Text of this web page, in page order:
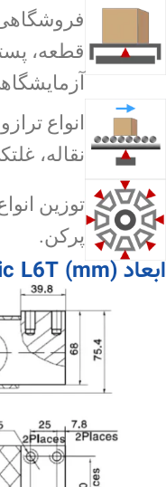
قطعه،
انواع
نقاله،
توزین
پرکن.
ابعاد Zemic L6T (mm)